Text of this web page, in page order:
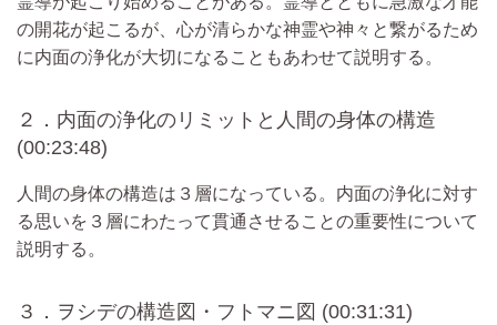
の開花が起こるが、心が清らかな神霊や神々と繋がるため
に内面の浄化が大切になることもあわせて説明する。
２．内面の浄化のリミットと人間の身体の構造
(00:23:48)
人間の身体の構造は３層になっている。内面の浄化に対す
る思いを３層にわたって貫通させることの重要性について
説明する。
３．ヲシデの構造図・フトマニ図 (00:31:31)